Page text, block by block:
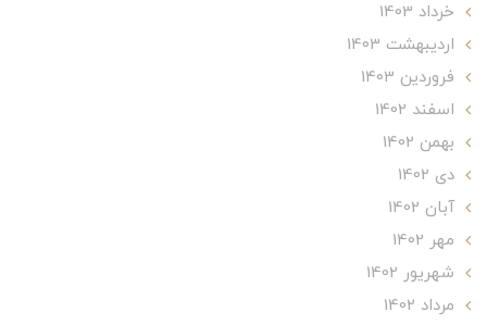
خرداد 1403
ارديبهشت 1403
فروردین 1403
اسفند 1402
بهمن 1402
دی 1402
آبان 1402
مهر 1402
شهریور 1402
مرداد 1402